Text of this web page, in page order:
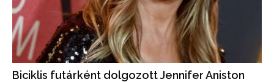
Biciklis futárként dolgozott Jennifer Aniston